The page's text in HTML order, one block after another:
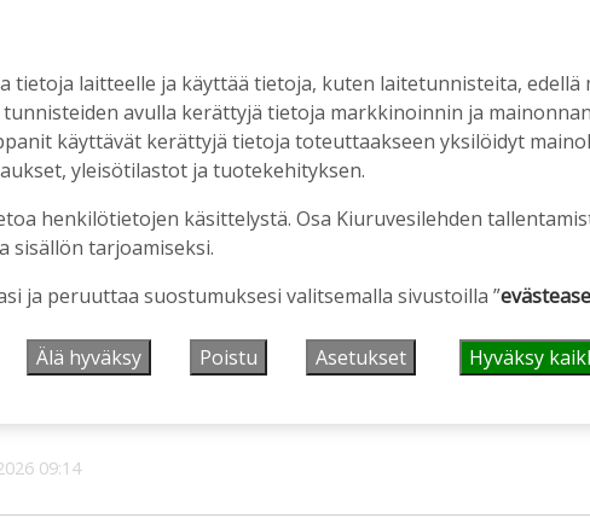
jälleen komeasti tukea Kiuruveden nuorille –
loppuvuodesta
11:33
09:14
tietoja laitteelle ja käyttää tietoja, kuten laitetunnisteita,
avulla kerättyjä tietoja markkinoinnin ja
käyttävät kerättyjä tietoja toteuttaakseen yksilöidyt
yleisötilastot ja tuotekehityksen.
henkilötietojen käsittelystä. Osa Kiuruvesilehden
sisällön tarjoamiseksi.
ja peruuttaa suostumuksesi valitsemalla sivustoilla ”
Älä hyväksy Poistu Asetukset Hyväksy